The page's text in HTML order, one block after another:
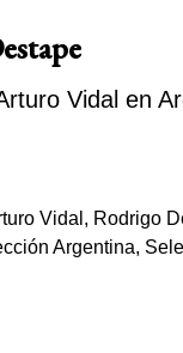
Vidal en